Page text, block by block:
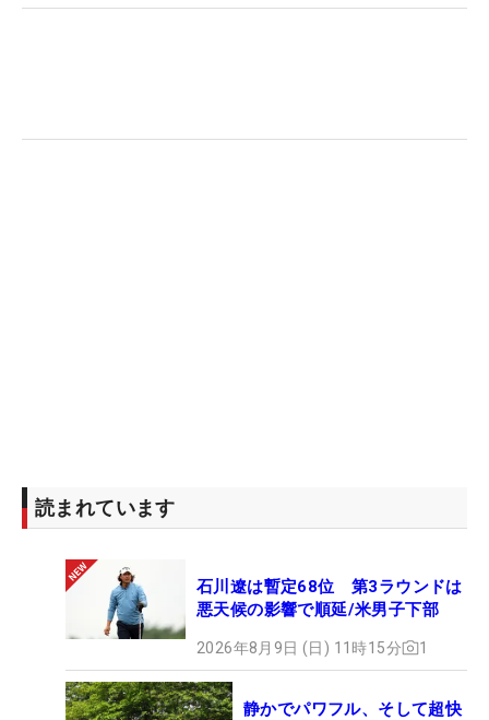
読まれています
石川遼は暫定68位 第3ラウンドは
悪天候の影響で順延/米男子下部
2026年8月9日 (日) 11時15分 1
静かでパワフル、そして超快